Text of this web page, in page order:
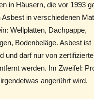
in Häusern, die vor 1993
Asbest in verschiedenen
Wellplatten, Dachpappe,
Bodenbeläge. Asbest ist
und darf nur von
werden. Im Zweifel:
angerührt wird.